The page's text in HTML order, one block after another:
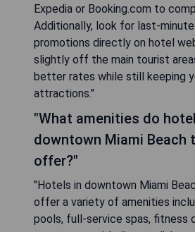
Expedia or Booking.com to
Additionally, look for last-
promotions directly on hotel
slightly off the main tourist
better rates while still keeping
attractions."
"What amenities do
downtown Miami Beach
offer?"
"Hotels in downtown Miami
offer a variety of amenities
pools, full-service spas, fitness